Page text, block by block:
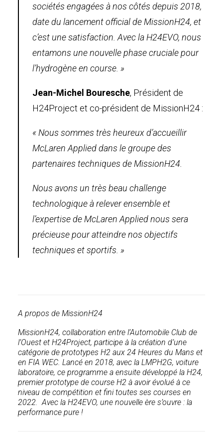
sociétés engagées à nos côtés depuis 2018,
date du lancement official de MissionH24, et
c’est une satisfaction. Avec la H24EVO, nous
entamons une nouvelle phase cruciale pour
l’hydrogène en course. »
Jean-Michel Bouresche, Président de
H24Project et co-président de MissionH24 :
« Nous sommes très heureux d’accueillir
McLaren Applied dans le groupe des
partenaires techniques de MissionH24.
Nous avons un très beau challenge
technologique à relever ensemble et
l’expertise de McLaren Applied nous sera
précieuse pour atteindre nos objectifs
techniques et sportifs. »
A propos de MissionH24
MissionH24, collaboration entre l’Automobile Club de
l’Ouest et H24Project, participe à la création d’une
catégorie de prototypes H2 aux 24 Heures du Mans et
en FIA WEC. Lancé en 2018, avec la LMPH2G, voiture
laboratoire, ce programme a ensuite développé la H24,
premier prototype de course H2 à avoir évolué à ce
niveau de compétition et fini toutes ses courses en
2022. Avec la H24EVO, une nouvelle ère s’ouvre : la
performance pure !